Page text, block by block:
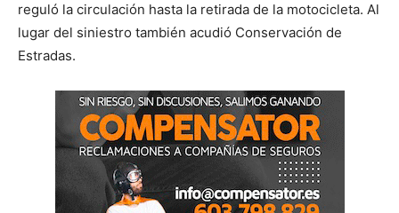
reguló la circulación hasta la retirada de la motocicleta. Al
lugar del siniestro también acudió Conservación de
Estradas.